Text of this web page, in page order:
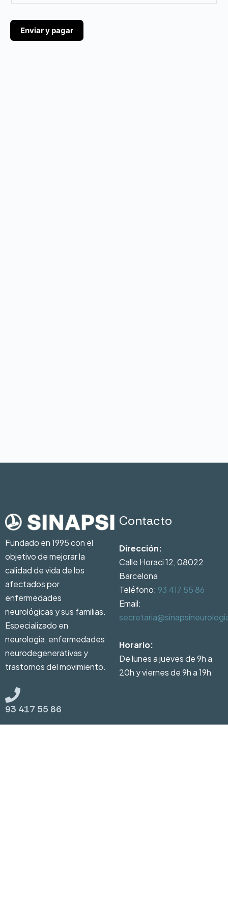
Fundado en 1995 con el
objetivo de mejorar la
calidad de vida de los
afectados por
enfermedades
neurológicas y sus familias.
Especializado en
neurología, enfermedades
neurodegenerativas y
trastornos del movimiento.
93 417 55 86
Contacto
Dirección:
Calle Horaci 12, 08022
Barcelona
Teléfono: 93 417 55 86
Email:
Horario:
De lunes a jueves de 9h a
20h y viernes de 9h a 19h